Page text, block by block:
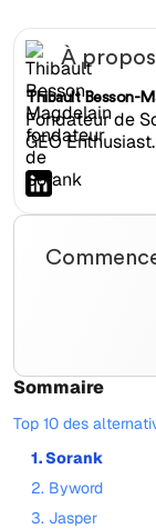
À
Thibault Besson-
Fondateur de
GEO Enthusiast.
Sommaire
Top 10 des
1. Sorank
2. Byword
3. Jasper